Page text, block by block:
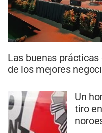
Las buenas
de los mejores
Un
tiro